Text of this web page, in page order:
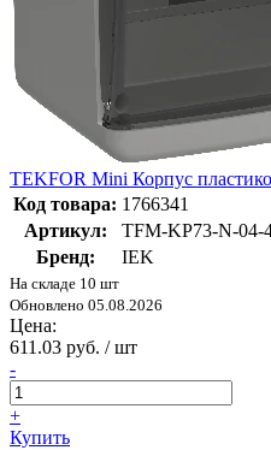
TEKFOR Mini Корпус
Код товара: 1766341
Артикул:
TFM-KP73-N-04-
Бренд:
IEK
На складе 10 шт
Обновлено 05.08.2026
Цена:
611.03 руб. / шт
-
+
Купить